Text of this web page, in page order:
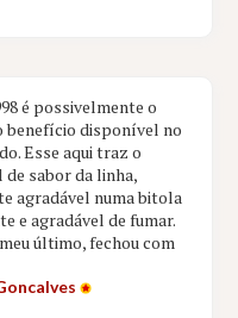
é possivelmente o
benefício disponível no
Esse aqui traz o
sabor da linha,
agradável numa bitola
e agradável de fumar.
último, fechou com